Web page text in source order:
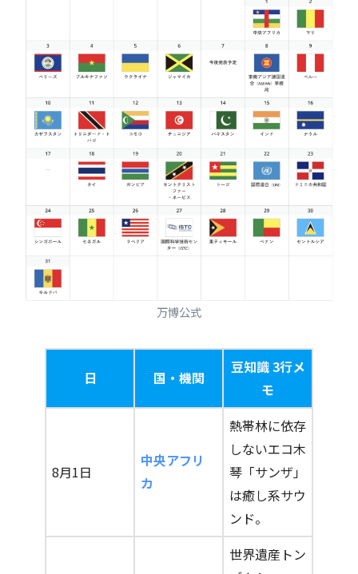
万博公式
日 国・機関
豆知識 3行メ
モ
8月1日
中央アフリ
カ
熱帯林に依存
しないエコ木
琴「サンザ」
は癒し系サウ
ンド。
世界遺産トン